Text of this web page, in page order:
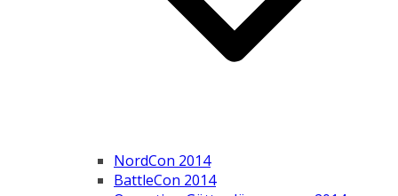
NordCon 2014
BattleCon 2014